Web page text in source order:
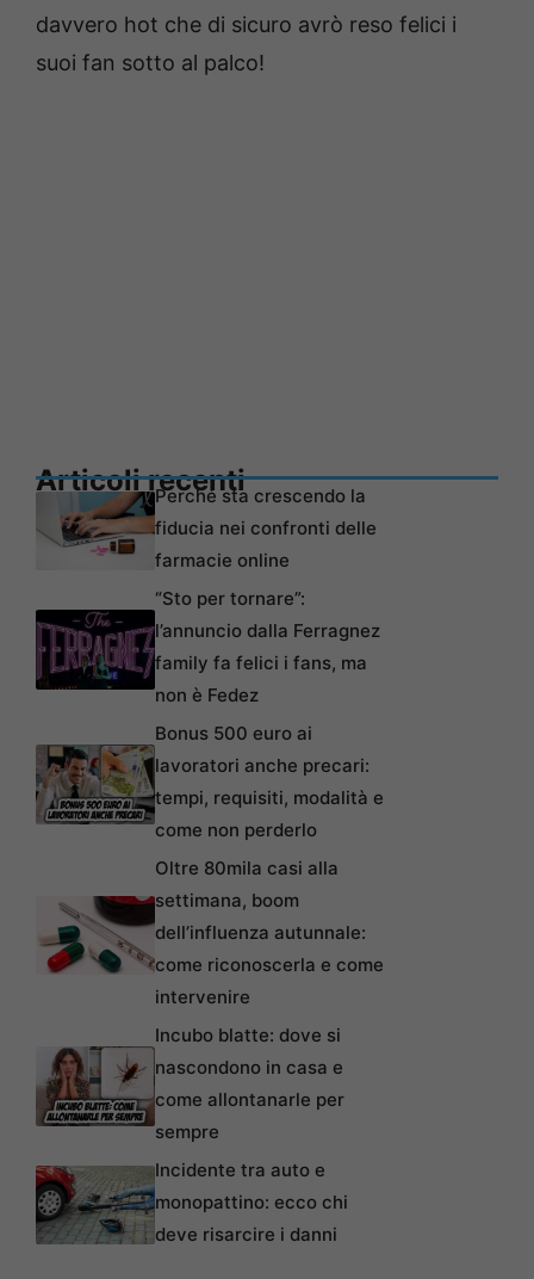
davvero hot che di sicuro avrò reso felici i
suoi fan sotto al palco!
Articoli recentiPerché sta crescendo la
fiducia nei confronti delle
farmacie online
“Sto per tornare”:
l’annuncio dalla Ferragnez
family fa felici i fans, ma
non è Fedez
Bonus 500 euro ai
lavoratori anche precari:
tempi, requisiti, modalità e
come non perderlo
Oltre 80mila casi alla
settimana, boom
dell’influenza autunnale:
come riconoscerla e come
intervenire
Incubo blatte: dove si
nascondono in casa e
come allontanarle per
sempre
Incidente tra auto e
monopattino: ecco chi
deve risarcire i danni